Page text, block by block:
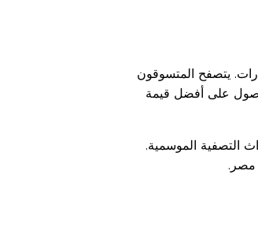
يتصفح المتسوقون
على أفضل قيمة
التصفية الموسمية.
مصر.